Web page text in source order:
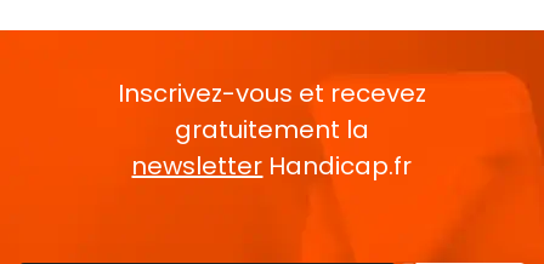
Inscrivez-vous et recevez
gratuitement la
newsletter Handicap.fr